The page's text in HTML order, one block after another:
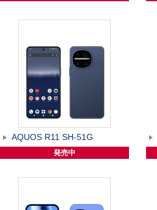
AQUOS R11 SH-51G
発売中